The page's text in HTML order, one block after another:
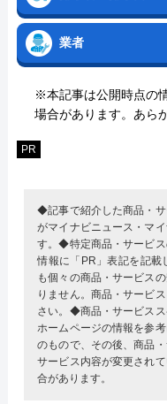
業者
※本記事は公開時点の
場合があります。あら
PR
◆記事で紹介した商品・
がマイナビニュース・マ
す。◆特定商品・サービ
情報に「PR」表記を記
も個々の商品・サービス
りません。商品・サービ
さい。◆商品・サービス
ホームページの情報を参
のもので、その後、商品
サービス内容が変更され
合があります。